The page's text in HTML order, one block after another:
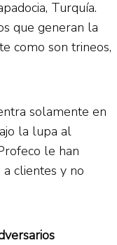
Turquía.
que generan la
como son trineos,
solamente en
la lupa al
le han
clientes y no